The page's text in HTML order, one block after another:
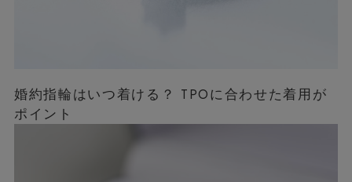
婚約指輪はいつ着ける？ TPOに合わせた着用が
ポイント